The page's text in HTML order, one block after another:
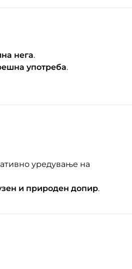
нега.
употреба.
уредување на
и природен допир.